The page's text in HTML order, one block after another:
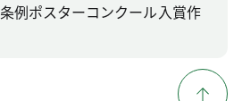
例ポスターコンクール入賞作